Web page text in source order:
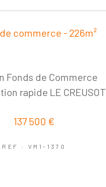
commerce - 226m²
Fonds de Commerce
rapide LE CREUSOT
137 500 €
REF : VM1-1370